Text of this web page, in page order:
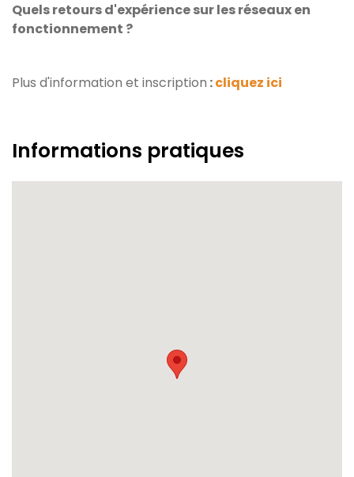
Quels retours d'expérience sur les réseaux en
fonctionnement ?
Plus d'information et inscription :cliquez ici
Informations pratiques